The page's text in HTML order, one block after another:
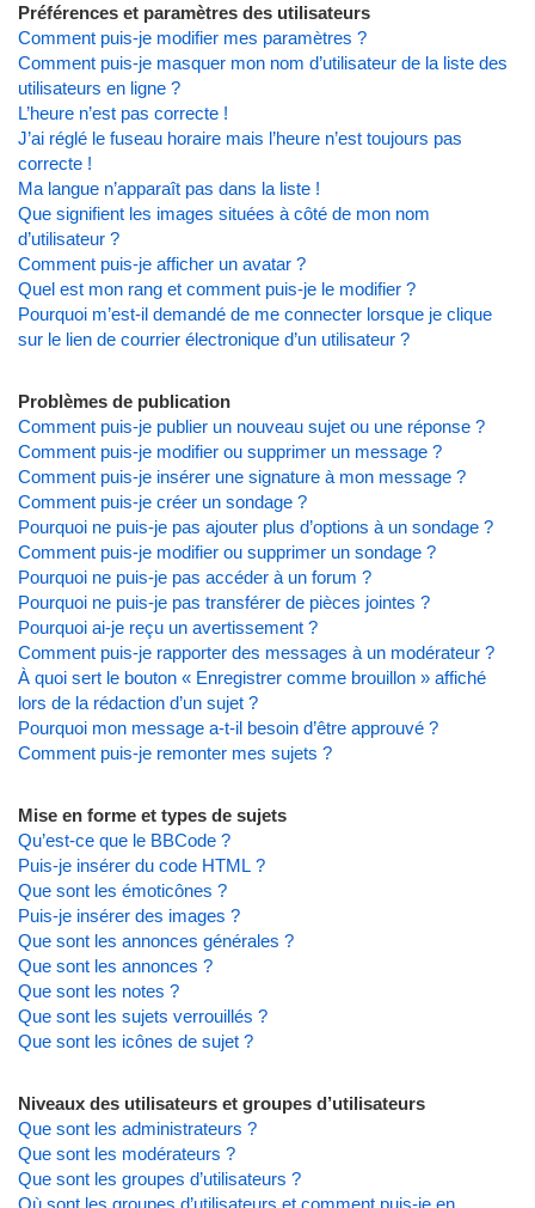
Préférences et paramètres des utilisateurs
Comment puis-je modifier mes paramètres ?
Comment puis-je masquer mon nom d’utilisateur de la liste des
utilisateurs en ligne ?
L’heure n’est pas correcte !
J’ai réglé le fuseau horaire mais l’heure n’est toujours pas
correcte !
Ma langue n’apparaît pas dans la liste !
Que signifient les images situées à côté de mon nom
d’utilisateur ?
Comment puis-je afficher un avatar ?
Quel est mon rang et comment puis-je le modifier ?
Pourquoi m’est-il demandé de me connecter lorsque je clique
sur le lien de courrier électronique d’un utilisateur ?
Problèmes de publication
Comment puis-je publier un nouveau sujet ou une réponse ?
Comment puis-je modifier ou supprimer un message ?
Comment puis-je insérer une signature à mon message ?
Comment puis-je créer un sondage ?
Pourquoi ne puis-je pas ajouter plus d’options à un sondage ?
Comment puis-je modifier ou supprimer un sondage ?
Pourquoi ne puis-je pas accéder à un forum ?
Pourquoi ne puis-je pas transférer de pièces jointes ?
Pourquoi ai-je reçu un avertissement ?
Comment puis-je rapporter des messages à un modérateur ?
À quoi sert le bouton « Enregistrer comme brouillon » affiché
lors de la rédaction d’un sujet ?
Pourquoi mon message a-t-il besoin d’être approuvé ?
Comment puis-je remonter mes sujets ?
Mise en forme et types de sujets
Qu’est-ce que le BBCode ?
Puis-je insérer du code HTML ?
Que sont les émoticônes ?
Puis-je insérer des images ?
Que sont les annonces générales ?
Que sont les annonces ?
Que sont les notes ?
Que sont les sujets verrouillés ?
Que sont les icônes de sujet ?
Niveaux des utilisateurs et groupes d’utilisateurs
Que sont les administrateurs ?
Que sont les modérateurs ?
Que sont les groupes d’utilisateurs ?
Où sont les groupes d’utilisateurs et comment puis-je en